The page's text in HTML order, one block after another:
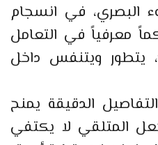
البصري، في انسجام
معرفياً في التعامل
يتطور ويتنفس داخل
الدقيقة يمنح
المتلقي لا يكتفي